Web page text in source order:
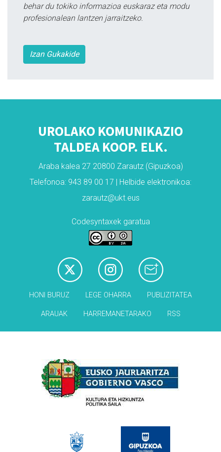
behar du tokiko informazioa euskaraz eta modu
profesionalean lantzen jarraitzeko.
Izan Gukakide
UROLAKO KOMUNIKAZIO
TALDEA KOOP. ELK.
Araba kalea 27 20800 Zarautz (Gipuzkoa)
Telefonoa: 943 89 00 17 | Helbide elektronikoa:
zarautz@ukt.eus
Codesyntaxek garatua
HONI BURUZ LEGE OHARRA PUBLIZITATEA
ARAUAK HARREMANETARAKO RSS